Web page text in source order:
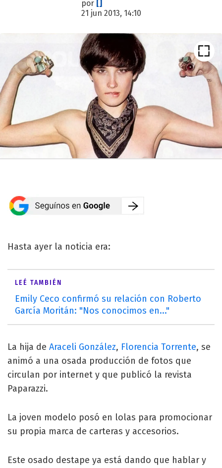
por []
21 jun 2013, 14:10
Hasta ayer la noticia era:
LEÉ TAMBIÉN
Emily Ceco confirmó su relación con Roberto
García Moritán: "Nos conocimos en..."
La hija de Araceli González, Florencia Torrente, se
animó a una osada producción de fotos que
circulan por internet y que publicó la revista
Paparazzi.
La joven modelo posó en lolas para promocionar
su propia marca de carteras y accesorios.
Este osado destape ya está dando que hablar y